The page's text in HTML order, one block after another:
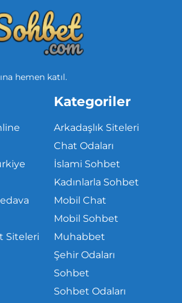
hemen katıl.
Siteleri
Kategoriler
Arkadaşlık Siteleri
Chat Odaları
İslami Sohbet
Kadınlarla Sohbet
Mobil Chat
Mobil Sohbet
Muhabbet
Şehir Odaları
Sohbet
Sohbet Odaları